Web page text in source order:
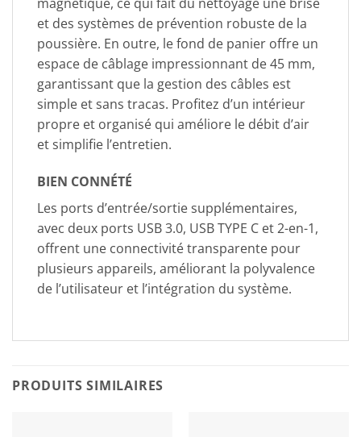
magnétique, ce qui fait du nettoyage une brise
et des systèmes de prévention robuste de la
poussière. En outre, le fond de panier offre un
espace de câblage impressionnant de 45 mm,
garantissant que la gestion des câbles est
simple et sans tracas. Profitez d’un intérieur
propre et organisé qui améliore le débit d’air
et simplifie l’entretien.
BIEN CONNÉTÉ
Les ports d’entrée/sortie supplémentaires,
avec deux ports USB 3.0, USB TYPE C et 2-en-1,
offrent une connectivité transparente pour
plusieurs appareils, améliorant la polyvalence
de l’utilisateur et l’intégration du système.
PRODUITS SIMILAIRES